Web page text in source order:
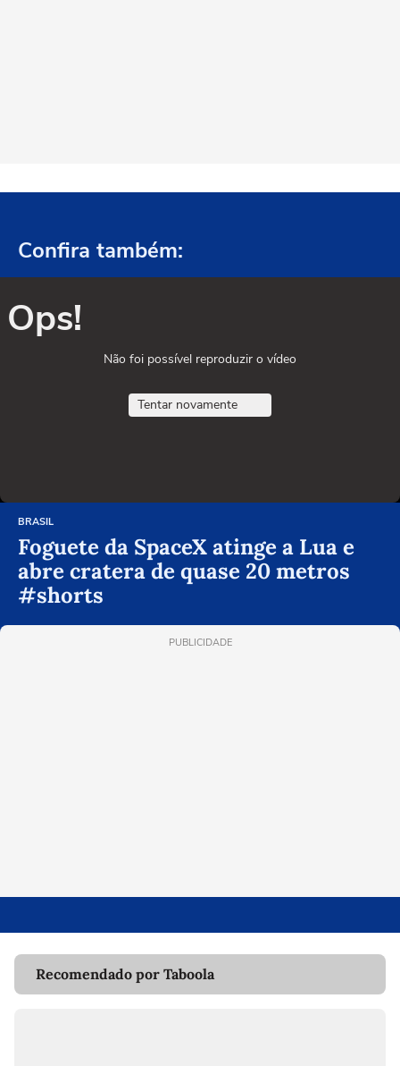
Confira também:
Ops!
Não foi possível reproduzir o vídeo
Tentar novamente
BRASIL
Foguete da SpaceX atinge a Lua e
abre cratera de quase 20 metros
#shorts
PUBLICIDADE
Recomendado por Taboola